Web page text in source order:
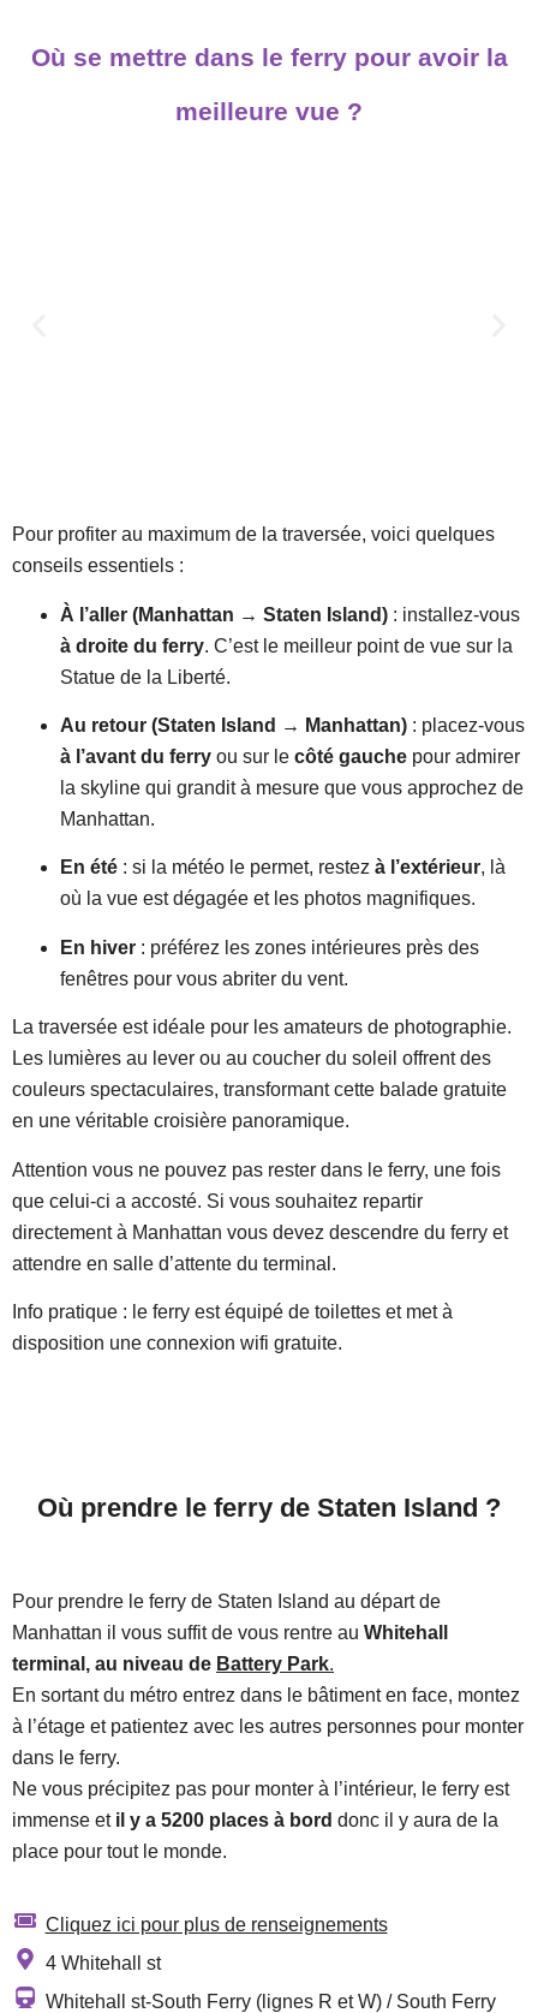
Où se mettre dans le ferry pour avoir la
meilleure vue ?
Pour profiter au maximum de la traversée, voici quelques
conseils essentiels :
À l’aller (Manhattan → Staten Island) : installez-vous
à droite du ferry. C’est le meilleur point de vue sur la
Statue de la Liberté.
Au retour (Staten Island → Manhattan) : placez-vous
à l’avant du ferry ou sur le côté gauche pour admirer
la skyline qui grandit à mesure que vous approchez de
Manhattan.
En été : si la météo le permet, restez à l’extérieur, là
où la vue est dégagée et les photos magnifiques.
En hiver : préférez les zones intérieures près des
fenêtres pour vous abriter du vent.
La traversée est idéale pour les amateurs de photographie.
Les lumières au lever ou au coucher du soleil offrent des
couleurs spectaculaires, transformant cette balade gratuite
en une véritable croisière panoramique.
Attention vous ne pouvez pas rester dans le ferry, une fois
que celui-ci a accosté. Si vous souhaitez repartir
directement à Manhattan vous devez descendre du ferry et
attendre en salle d’attente du terminal.
Info pratique : le ferry est équipé de toilettes et met à
disposition une connexion wifi gratuite.
Où prendre le ferry de Staten Island ?
Pour prendre le ferry de Staten Island au départ de
Manhattan il vous suffit de vous rentre au Whitehall
terminal, au niveau de Battery Park.
En sortant du métro entrez dans le bâtiment en face, montez
à l’étage et patientez avec les autres personnes pour monter
dans le ferry.
Ne vous précipitez pas pour monter à l’intérieur, le ferry est
immense etil y a 5200 places à bord donc il y aura de la
place pour tout le monde.
Cliquez ici pour plus de renseignements
4 Whitehall st
Whitehall st-South Ferry (lignes R et W) / South Ferry